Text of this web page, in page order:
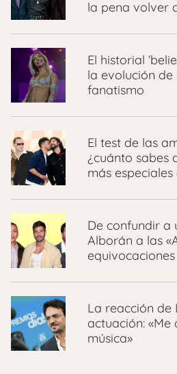
la pena volver
El historial
la evolución de
fanatismo
El test de las
¿cuánto sabes
más
De confundir a
Alborán a las
La reacción de
actuación:
música»